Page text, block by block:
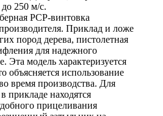
250 м/с.
PCP-винтовка
Приклад и ложе
пород дерева, пистолетная
для надежного
Эта модель характеризуется
объясняется использование
время производства. Для
прикладе находятся
прицеливания